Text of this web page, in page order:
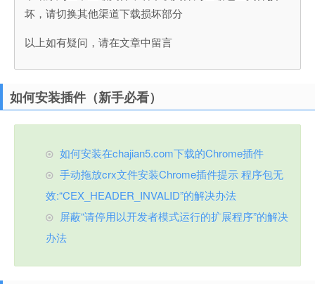
坏，请切换其他渠道下载损坏部分
以上如有疑问，请在文章中留言
如何安装插件（新手必看）
如何安装在chajian5.com下载的Chrome插件
手动拖放crx文件安装Chrome插件提示 程序包无
效:“CEX_HEADER_INVALID”的解决办法
屏蔽“请停用以开发者模式运行的扩展程序”的解决
办法